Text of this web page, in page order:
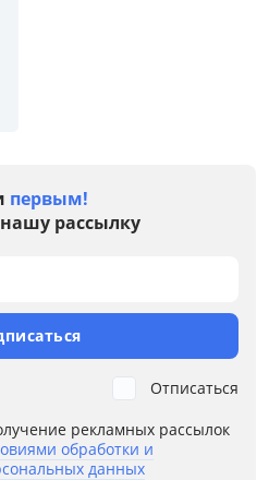
первым!
рассылку
рекламных рассылок
обработки и
данных
Отписаться